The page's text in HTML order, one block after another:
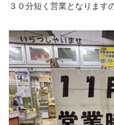
３０分短く営業となります